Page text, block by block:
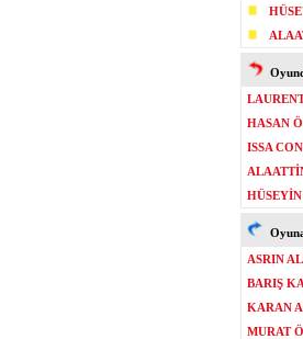
HASAN
ISSA
ASRIN
BARIŞ
KARAN
MURAT